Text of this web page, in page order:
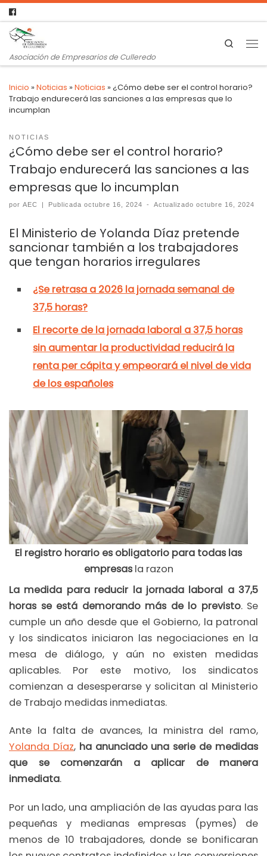
Asociación de Empresarios de Culleredo
Search
Inicio »Noticias »Noticias »¿Cómo debe ser el control horario?
Trabajo endurecerá las sanciones a las empresas que lo
incumplan
NOTICIAS
¿Cómo debe ser el control horario?
Trabajo endurecerá las sanciones a las
empresas que lo incumplan
por AEC | Publicadaoctubre 16, 2024 - Actualizadooctubre 16, 2024
El Ministerio de Yolanda Díaz pretende
sancionar también a los trabajadores
que tengan horarios irregulares
¿Se retrasa a 2026 la jornada semanal de
37,5 horas?
El recorte de la jornada laboral a 37,5 horas
sin aumentar la productividad reducirá la
renta per cápita y empeorará el nivel de vida
de los españoles
El registro horario es obligatorio para todas las
empresasla razon
La medida para reducir la jornada laboral a 37,5
horas se está demorando más de lo previsto. Se
cumple un año desde que el Gobierno, la patronal
y los sindicatos iniciaron las negociaciones en la
mesa de diálogo, y aún no existen medidas
aplicables. Por este motivo, los sindicatos
comienzan a desesperarse y solicitan al Ministerio
de Trabajo medidas inmediatas.
Ante la falta de avances, la ministra del ramo,
Yolanda Díaz,ha anunciado una serie de medidas
que se comenzarán a aplicar de manera
inmediata.
Por un lado, una ampliación de las ayudas para las
pequeñas y medianas empresas (pymes) de
menos de 10 trabajadores, donde se bonificaran